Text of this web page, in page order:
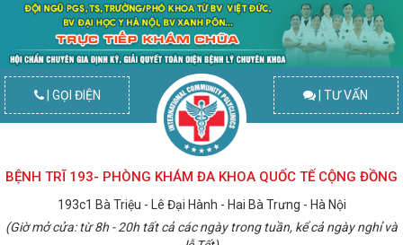
| GỌI ĐIỆN | TƯ VẤN
BỆNH TRĨ 193- PHÒNG KHÁM ĐA KHOA QUỐC TẾ CỘNG ĐỒNG
193c1 Bà Triệu - Lê Đại Hành - Hai Bà Trưng - Hà Nội
(Giờ mở cửa: từ 8h - 20h tất cả các ngày trong tuần, kể cả ngày nghỉ và